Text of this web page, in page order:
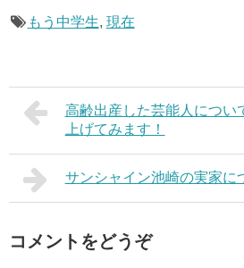
もう中学生, 現在
高齢出産した芸能人につい
上げてみます！
サンシャイン池崎の実家に
コメントをどうぞ